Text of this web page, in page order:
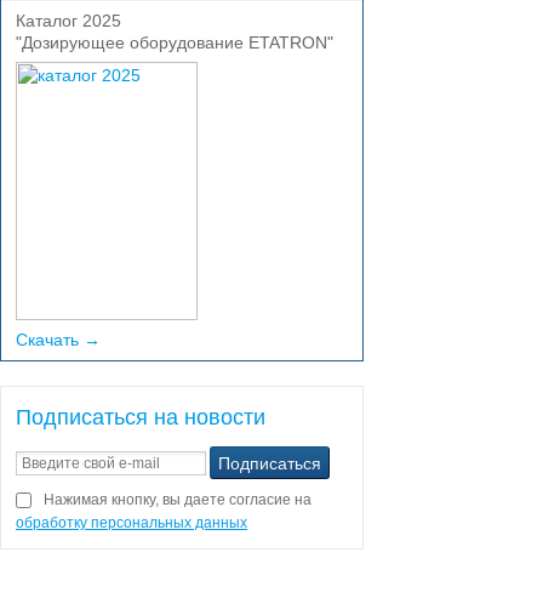
Каталог 2025
"Дозирующее оборудование ETATRON"
Скачать →
Подписаться на новости
Нажимая кнопку, вы даете согласие на
обработку персональных данных